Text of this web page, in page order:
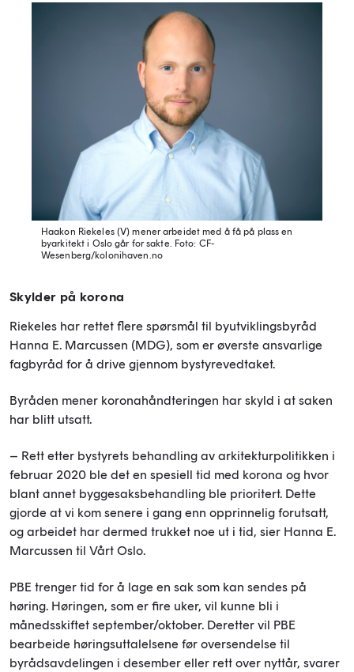
Haakon Riekeles (V) mener arbeidet med å få på plass en
byarkitekt i Oslo går for sakte. Foto: CF-
Wesenberg/kolonihaven.no
Skylder på korona
Riekeles har rettet flere spørsmål til byutviklingsbyråd
Hanna E. Marcussen (MDG), som er øverste ansvarlige
fagbyråd for å drive gjennom bystyrevedtaket.
Byråden mener koronahåndteringen har skyld i at saken
har blitt utsatt.
– Rett etter bystyrets behandling av arkitekturpolitikken i
februar 2020 ble det en spesiell tid med korona og hvor
blant annet byggesaksbehandling ble prioritert. Dette
gjorde at vi kom senere i gang enn opprinnelig forutsatt,
og arbeidet har dermed trukket noe ut i tid, sier Hanna E.
Marcussen til Vårt Oslo.
PBE trenger tid for å lage en sak som kan sendes på
høring. Høringen, som er fire uker, vil kunne bli i
månedsskiftet september/oktober. Deretter vil PBE
bearbeide høringsuttalelsene før oversendelse til
byrådsavdelingen i desember eller rett over nyttår, svarer